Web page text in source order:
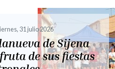
una oficina de
para
el
tirón del